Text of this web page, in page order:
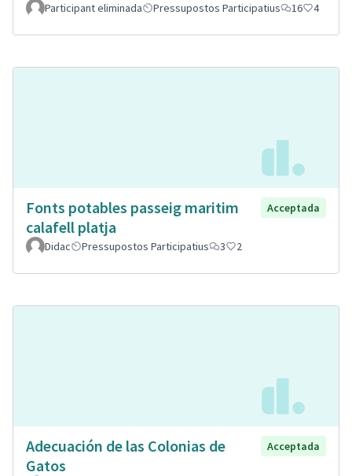
Participant eliminada
Pressupostos Participatius 16 4
Fonts potables passeig maritim
calafell platja
Acceptada
Didac Pressupostos Participatius 3 2
Adecuación de las Colonias de
Gatos
Acceptada